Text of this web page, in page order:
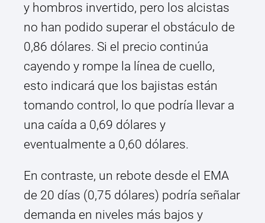
y hombros invertido, pero los alcistas
no han podido superar el obstáculo de
0,86 dólares. Si el precio continúa
cayendo y rompe la línea de cuello,
esto indicará que los bajistas están
tomando control, lo que podría llevar a
una caída a 0,69 dólares y
eventualmente a 0,60 dólares.
En contraste, un rebote desde el EMA
de 20 días (0,75 dólares) podría señalar
demanda en niveles más bajos y